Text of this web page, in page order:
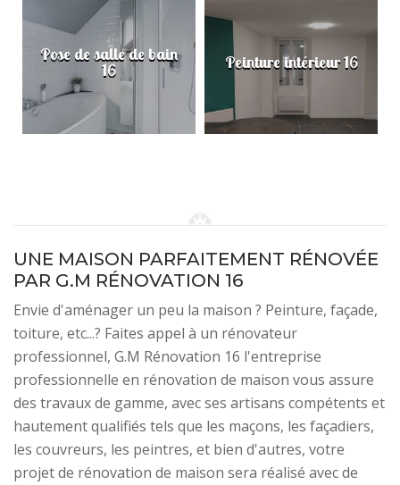
Pose de salle de bain
16 Peinture intérieur 16
UNE MAISON PARFAITEMENT RÉNOVÉE
PAR G.M RÉNOVATION 16
Envie d'aménager un peu la maison ? Peinture, façade,
toiture, etc...? Faites appel à un rénovateur
professionnel, G.M Rénovation 16 l'entreprise
professionnelle en rénovation de maison vous assure
des travaux de gamme, avec ses artisans compétents et
hautement qualifiés tels que les maçons, les façadiers,
les couvreurs, les peintres, et bien d'autres, votre
projet de rénovation de maison sera réalisé avec de